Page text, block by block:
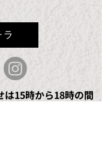
は15時から18時の間